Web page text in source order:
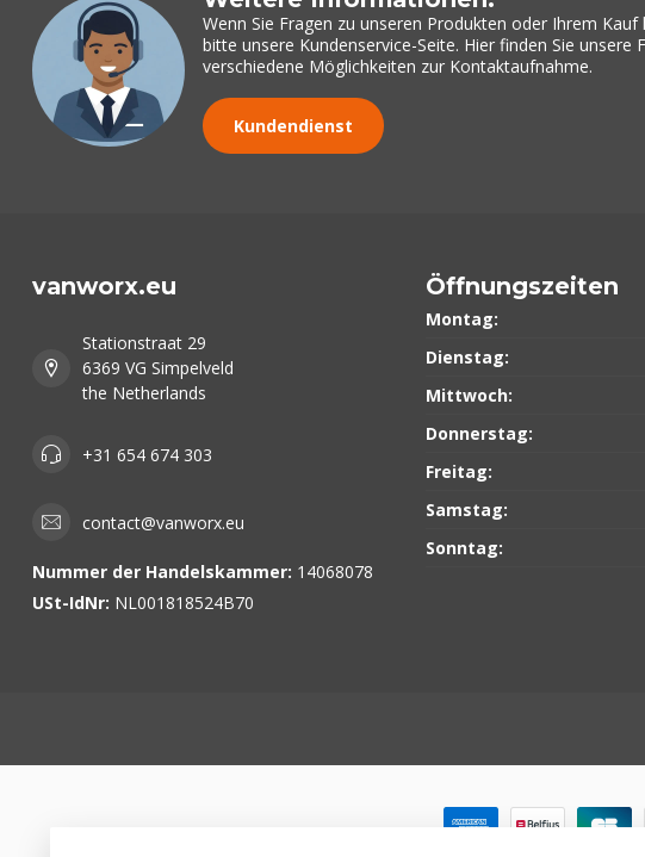
Wenn Sie Fragen zu unseren Produkten oder Ihrem Kauf
bitte unsere Kundenservice-Seite. Hier finden Sie unsere
verschiedene Möglichkeiten zur Kontaktaufnahme.
Kundendienst
vanworx.eu
Stationstraat 29
6369 VG Simpelveld
the Netherlands
+31 654 674 303
contact@vanworx.eu
Nummer der Handelskammer: 14068078
USt-IdNr: NL001818524B70
Öffnungszeiten
Montag:
Dienstag:
Mittwoch:
Donnerstag:
Freitag:
Samstag:
Sonntag: